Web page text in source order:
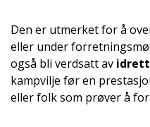
Den er utmerket for å
eller under
også bli verdsatt av
kampvilje før en
eller folk som prøver å